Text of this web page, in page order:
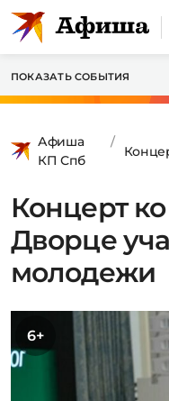
ПОКАЗАТЬ СОБЫТИЯ
Афиша
КП Спб
Концерт
Дворце
молодежи
6+